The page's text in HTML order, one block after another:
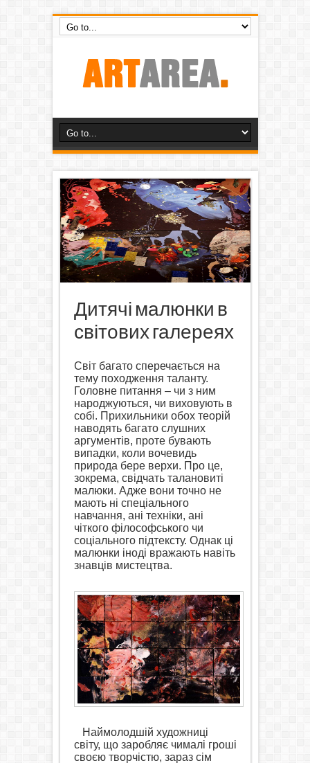
Дитячі малюнки в
світових галереях
Світ багато сперечається на
тему походження таланту.
Головне питання – чи з ним
народжуються, чи виховують в
собі. Прихильники обох теорій
наводять багато слушних
аргументів, проте бувають
випадки, коли вочевидь
природа бере верхи. Про це,
зокрема, свідчать талановиті
малюки. Адже вони точно не
мають ні спеціального
навчання, ані техніки, ані
чіткого філософського чи
соціального підтексту. Однак ці
малюнки іноді вражають навіть
знавців мистецтва.
Наймолодшій художниці
світу, що заробляє чималі гроші
своєю творчістю, зараз сім